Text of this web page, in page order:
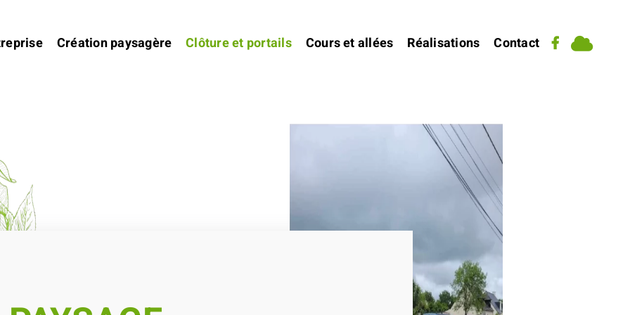
Création paysagère Clôture et portails Cours et allées Réalisations Contact